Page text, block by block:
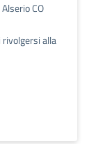
CO
rivolgersi alla